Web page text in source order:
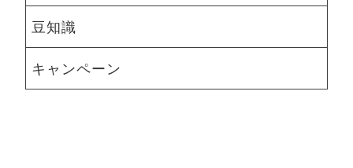
豆知識
キャンペーン